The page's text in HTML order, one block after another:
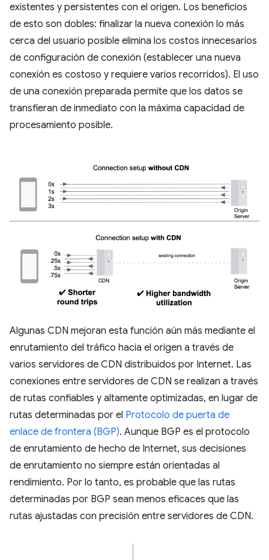
existentes y persistentes con el origen. Los beneficios
de esto son dobles: finalizar la nueva conexión lo más
cerca del usuario posible elimina los costos innecesarios
de configuración de conexión (establecer una nueva
conexión es costoso y requiere varios recorridos). El uso
de una conexión preparada permite que los datos se
transfieran de inmediato con la máxima capacidad de
procesamiento posible.
Algunas CDN mejoran esta función aún más mediante el
enrutamiento del tráfico hacia el origen a través de
varios servidores de CDN distribuidos por Internet. Las
conexiones entre servidores de CDN se realizan a través
de rutas confiables y altamente optimizadas, en lugar de
rutas determinadas por el Protocolo de puerta de
enlace de frontera (BGP). Aunque BGP es el protocolo
de enrutamiento de hecho de Internet, sus decisiones
de enrutamiento no siempre están orientadas al
rendimiento. Por lo tanto, es probable que las rutas
determinadas por BGP sean menos eficaces que las
rutas ajustadas con precisión entre servidores de CDN.